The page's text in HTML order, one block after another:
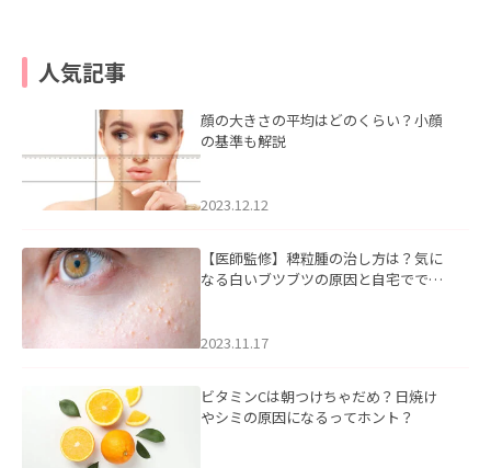
人気記事
顔の大きさの平均はどのくらい？小顔
の基準も解説
2023.12.12
【医師監修】稗粒腫の治し方は？気に
なる白いブツブツの原因と自宅ででき
2023.11.17
ビタミンCは朝つけちゃだめ？日焼け
やシミの原因になるってホント？